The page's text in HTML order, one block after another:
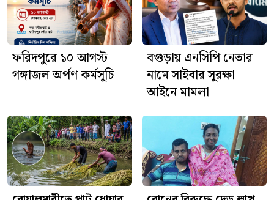
আজ শ্রীশ্রী জগন্নাথদেবের
রথযাত্রা, ফরিদপুরে দিনব্যাপী নানা
আয়োজন
ফরিদপুরে ১০ আগস্ট
গঙ্গাজল অর্পণ কর্মসূচি
বগুড়ায় এনসিপি নেতার
নামে সাইবার সুরক্ষা
আইনে মামলা